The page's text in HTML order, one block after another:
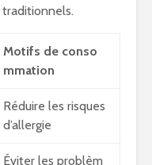
traditionnels.
Motifs de conso
mmation
Réduire les risques
d’allergie
Éviter les problèm